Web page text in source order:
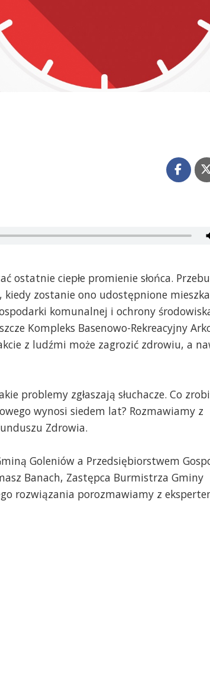
ostatnie ciepłe promienie słońca.
kiedy zostanie ono udostępnione
komunalnej i ochrony
Kompleks Basenowo-Rekreacyjny
z ludźmi może zagrozić zdrowiu, a
problemy zgłaszają słuchacze. Co
wynosi siedem lat? Rozmawiamy z
Zdrowia.
Goleniów a Przedsiębiorstwem
Banach, Zastępca Burmistrza Gminy
rozwiązania porozmawiamy z